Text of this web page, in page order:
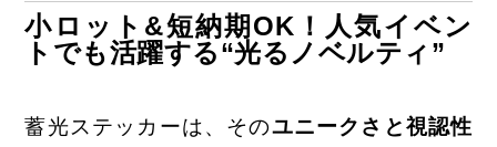
小ロット&短納期OK！人気イベン
トでも活躍する“光るノベルティ”
蓄光ステッカーは、そのユニークさと視認性